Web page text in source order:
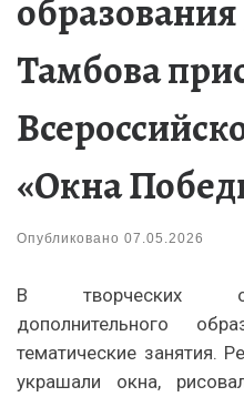
Тамбова
«Окна
Опубликовано 07.05.2026
В творческих
дополнительного
тематические занятия.
украшали окна,